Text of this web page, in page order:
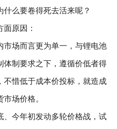
么要卷得死去活来呢？
原因：
市场而言更为单一，与锂电池
体制要求之下，遵循价低者得
不惜低于成本价投标，就造成
场价格。
、今年初发动多轮价格战，试